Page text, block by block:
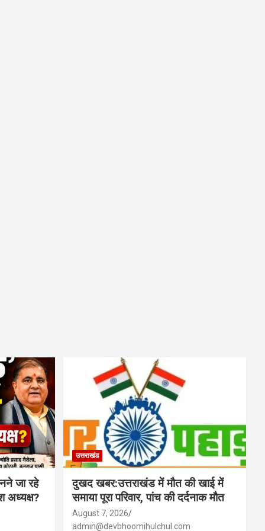
जा रहे
अध्यक्ष?
उत्तराखंड
दुखद खबर:उत्तराखंड में मौत की खाई में
समाया पूरा परिवार, पांच की दर्दनाक मौत
August 7, 2026
admin@devbhoomihulchul.com